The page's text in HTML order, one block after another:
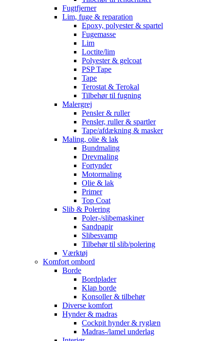
Fugtfjerner
Lim, fuge & reparation
Epoxy, polyester & spartel
Fugemasse
Lim
Loctite/lim
Polyester & gelcoat
PSP Tape
Tape
Terostat & Terokal
Tilbehør til fugning
Malergrej
Pensler & ruller
Pensler, ruller & spartler
Tape/afdækning & masker
Maling, olie & lak
Bundmaling
Drevmaling
Fortynder
Motormaling
Olie & lak
Primer
Top Coat
Slib & Polering
Poler-/slibemaskiner
Sandpapir
Slibesvamp
Tilbehør til slib/polering
Værktøj
Komfort ombord
Borde
Bordplader
Klap borde
Konsoller & tilbehør
Diverse komfort
Hynder & madras
Cockpit hynder & ryglæn
Madras-/lamel underlag